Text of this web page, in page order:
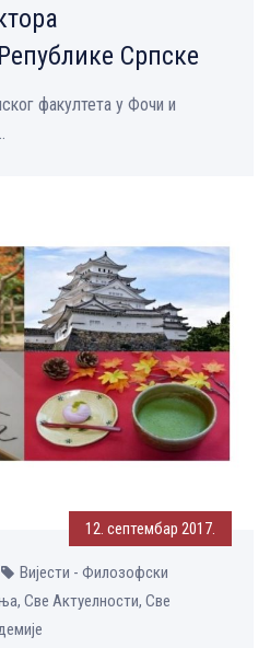
Српске
факултета у Фочи и
12. септембар 2017.
Вијести - Филозофски
Све Aктуелности, Све